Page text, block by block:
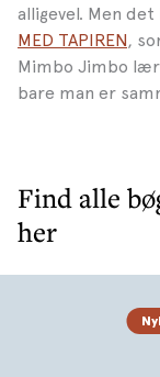
alligevel. Men
MED TAPIREN,
Mimbo Jimbo
bare man er
Find alle
her